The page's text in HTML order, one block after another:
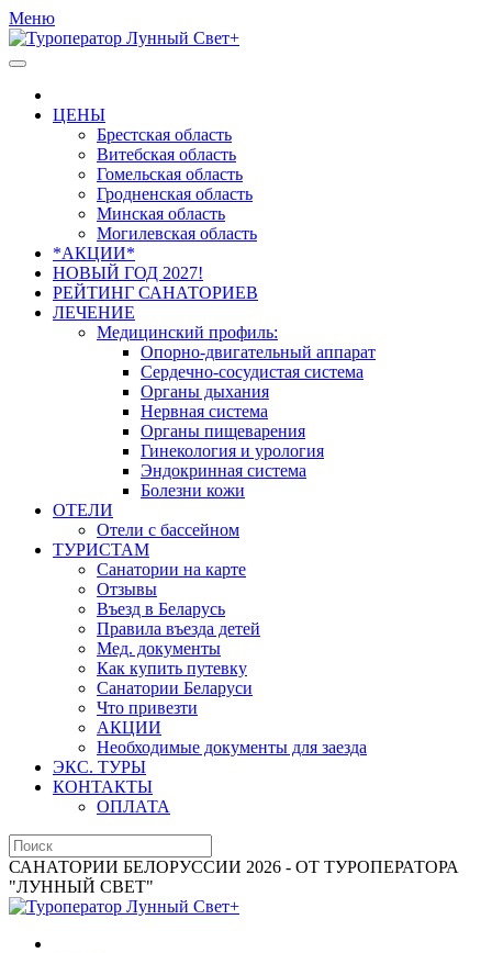
Меню
ЦЕНЫ
Брестская область
Витебская область
Гомельская область
Гродненская область
Минская область
Могилевская область
*АКЦИИ*
НОВЫЙ ГОД 2027!
РЕЙТИНГ САНАТОРИЕВ
ЛЕЧЕНИЕ
Медицинский профиль:
Опорно-двигательный аппарат
Сердечно-сосудистая система
Органы дыхания
Нервная система
Органы пищеварения
Гинекология и урология
Эндокринная система
Болезни кожи
ОТЕЛИ
Отели с бассейном
ТУРИСТАМ
Санатории на карте
Отзывы
Въезд в Беларусь
Правила въезда детей
Мед. документы
Как купить путевку
Санатории Беларуси
Что привезти
АКЦИИ
Необходимые документы для заезда
ЭКС. ТУРЫ
КОНТАКТЫ
ОПЛАТА
САНАТОРИИ БЕЛОРУССИИ 2026 - ОТ ТУРОПЕРАТОРА
"ЛУННЫЙ СВЕТ"